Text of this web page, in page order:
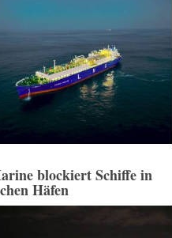
blockiert Schiffe in
Häfen